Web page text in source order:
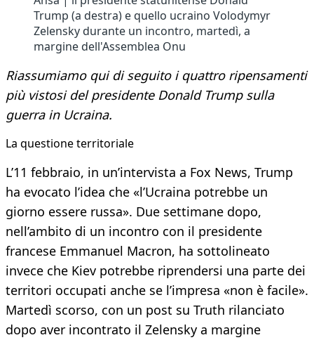
Trump (a destra) e quello ucraino Volodymyr
Zelensky durante un incontro, martedì, a
margine dell'Assemblea Onu
Riassumiamo qui di seguito i quattro ripensamenti
più vistosi del presidente Donald Trump sulla
guerra in Ucraina.
La questione territoriale ​
L’11 febbraio, in un’intervista a Fox News, Trump
ha evocato l’idea che «l’Ucraina potrebbe un
giorno essere russa». Due settimane dopo,
nell’ambito di un incontro con il presidente
francese Emmanuel Macron, ha sottolineato
invece che Kiev potrebbe riprendersi una parte dei
territori occupati anche se l’impresa «non è facile».
Martedì scorso, con un post su Truth rilanciato
dopo aver incontrato il Zelensky a margine